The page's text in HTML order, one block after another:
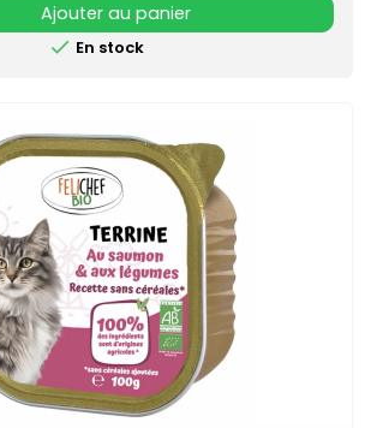
Ajouter au panier
 En stock